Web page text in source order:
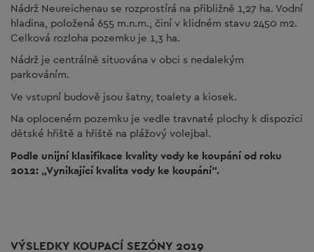
Nádrž Neureichenau se rozprostírá na přibližně 1,27 ha. Vodní
hladina, položená 655 m.n.m., činí v klidném stavu 2450 m2.
Celková rozloha pozemku je 1,3 ha.
Nádrž je centrálně situována v obci s nedalekým
parkováním.
Ve vstupní budově jsou šatny, toalety a kiosek.
Na oploceném pozemku je vedle travnaté plochy k dispozici
dětské hřiště a hřiště na plážový volejbal.
Podle unijní klasifikace kvality vody ke koupání od roku
2012: „Vynikající kvalita vody ke koupání“.
VÝSLEDKY KOUPACÍ SEZÓNY 2019